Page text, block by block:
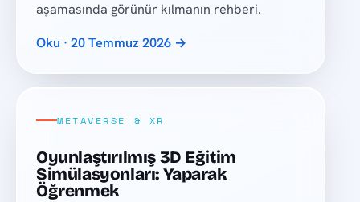
aşamasında görünür kılmanın rehberi.
Oku · 20 Temmuz 2026 →
METAVERSE & XR
Oyunlaştırılmış 3D Eğitim
Simülasyonları: Yaparak
Öğrenmek